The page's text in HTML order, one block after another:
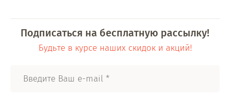
Подписаться на бесплатную рассылку!
Будьте в курсе наших скидок и акций!